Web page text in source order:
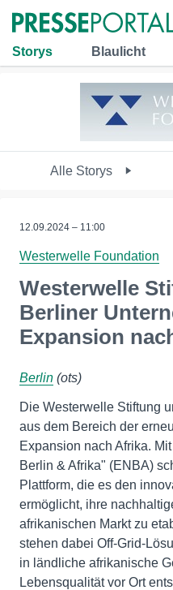
Storys Blaulicht
Alle Storys
12.09.2024 – 11:00
Westerwelle Foundation
Westerwelle
Berliner
Expansion
Berlin (ots)
Die Westerwelle Stiftung
aus dem Bereich der
Expansion nach Afrika.
Berlin & Afrika" (ENBA)
Plattform, die es den
ermöglicht, ihre
afrikanischen Markt zu
stehen dabei Off-Grid-
in ländliche afrikanische
Lebensqualität vor Ort